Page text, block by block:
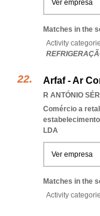
Ver empresa
Matches in the
Activity
Arfaf - Ar
R ANTÓNIO
Comércio a
LDA
Ver empresa
Matches in the
Activity